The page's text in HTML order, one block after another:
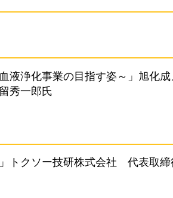
液浄化事業の目指す姿～」旭化
留秀一郎氏
トクソー技研株式会社 代表取